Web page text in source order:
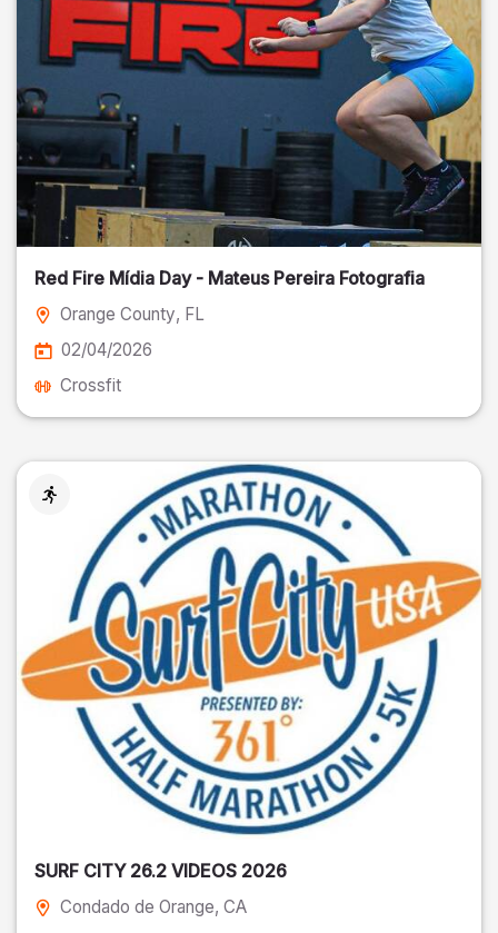
Red Fire Mídia Day - Mateus Pereira Fotografia
Orange County, FL
02/04/2026
Crossfit
SURF CITY 26.2 VIDEOS 2026
Condado de Orange, CA